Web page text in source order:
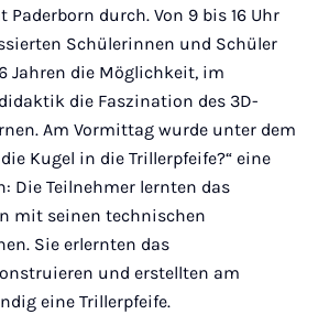
durch. Von 9 bis 16 Uhr
Schülerinnen und Schüler
Jahren die Möglichkeit, im
die Faszination des 3D-
Am Vormittag wurde unter dem
Kugel in die Trillerpfeife?“ eine
Die Teilnehmer lernten das
mit seinen technischen
Sie erlernten das
und erstellten am
eine Trillerpfeife.